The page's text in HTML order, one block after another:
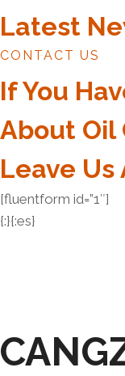
Latest
CONTACT US
If You
About Oil
Leave Us
[fluentform id=”1″]
{:}{:es}